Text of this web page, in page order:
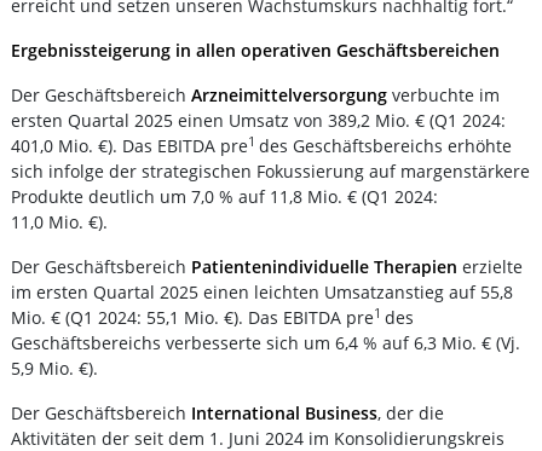
erreicht und setzen unseren Wachstumskurs nachhaltig fort.“
Ergebnissteigerung in allen operativen Geschäftsbereichen
Der Geschäftsbereich Arzneimittelversorgung verbuchte im
ersten Quartal 2025 einen Umsatz von 389,2 Mio. € (Q1 2024:
401,0 Mio. €). Das EBITDA pre1 des Geschäftsbereichs erhöhte
sich infolge der strategischen Fokussierung auf margenstärkere
Produkte deutlich um 7,0 % auf 11,8 Mio. € (Q1 2024:
11,0 Mio. €).
Der Geschäftsbereich Patientenindividuelle Therapien erzielte
im ersten Quartal 2025 einen leichten Umsatzanstieg auf 55,8
Mio. € (Q1 2024: 55,1 Mio. €). Das EBITDA pre1 des
Geschäftsbereichs verbesserte sich um 6,4 % auf 6,3 Mio. € (Vj.
5,9 Mio. €).
Der Geschäftsbereich International Business, der die
Aktivitäten der seit dem 1. Juni 2024 im Konsolidierungskreis